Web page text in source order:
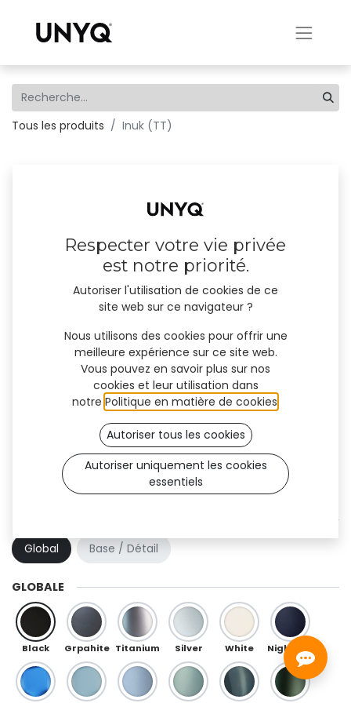
Tous les produits Inuk (TT)
Inuk (TT)
Global
Base / Détail
GLOBALE
Black Grpahite Titanium Silver White
Respecter votre vie privée
est notre priorité.
Autoriser l'utilisation de cookies de ce
site web sur ce navigateur ?
Nous utilisons des cookies pour offrir une
meilleure expérience sur ce site web.
Vous pouvez en savoir plus sur nos
cookies et leur utilisation dans
notre Politique en matière de cookies
Autoriser tous les cookies
Autoriser uniquement les cookies
essentiels